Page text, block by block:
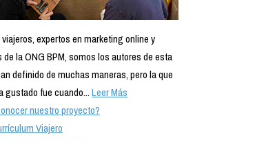
expertos en marketing online y
de la ONG BPM, somos los autores de esta
definido de muchas maneras, pero la que
gustado fue cuando...Leer Más
nuestro proyecto?
Viajero